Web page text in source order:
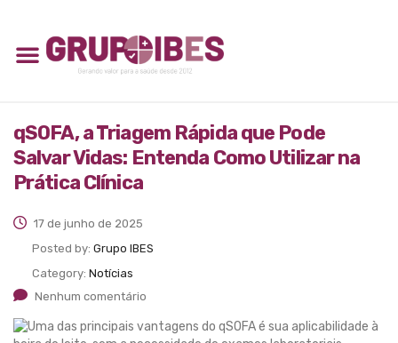
qSOFA, a Triagem Rápida que Pode
Salvar Vidas: Entenda Como Utilizar na
Prática Clínica
17 de junho de 2025
Posted by: Grupo IBES
Category: Notícias
Nenhum comentário